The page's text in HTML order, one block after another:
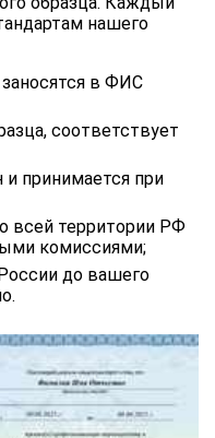
нашего
в ФИС
соответствует
принимается при
всей территории РФ
комиссиями;
до вашего